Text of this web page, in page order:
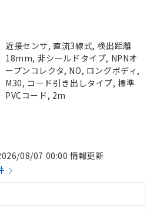
近接センサ, 直流3線式, 検出距離
18mm, 非シールドタイプ, NPNオ
ープンコレクタ, NO, ロングボディ,
M30, コード引き出しタイプ, 標準
PVCコード, 2m
08/07 00:00 情報更新